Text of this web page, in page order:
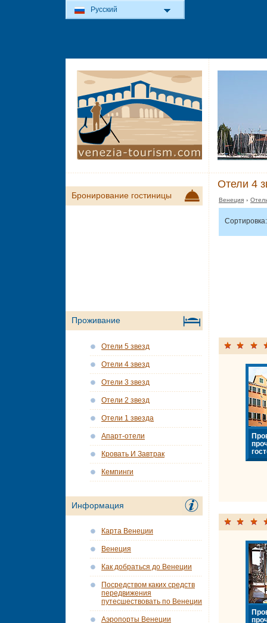
Отели 4
Венеция ›
Сортировка:
Бронирование гостиницы
Проживание
Отели 5 звезд
Отели 4 звезд
Отели 3 звезд
Отели 2 звезд
Отели 1 звезда
Апарт-отели
Кровать И Завтрак
Кемпинги
Информация
Карта Венеции
Венеция
Как добраться до Венеции
Посредством каких средств
передвижения
путесшествовать по Венеции
Аэропорты Венеции
Русский